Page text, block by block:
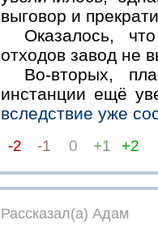
выговор и
Оказалось,
отходов завод не
Во-вторых,
инстанции ещё
вследствие уже
-2 -1 0 +1 +2
Рассказал(а) Адам